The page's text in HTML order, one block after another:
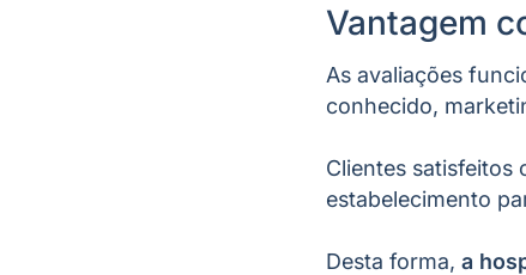
Vantagem
As avaliações
conhecido,
Clientes satisfeitos
estabelecimento
Desta forma, a